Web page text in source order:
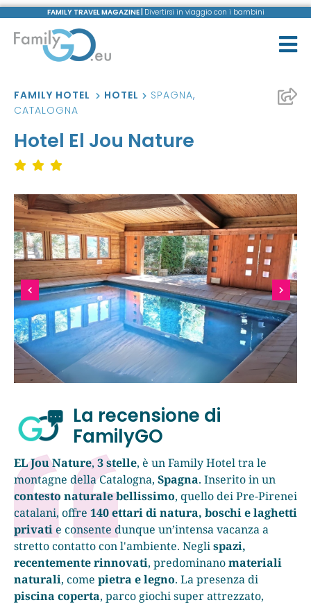
FAMILY TRAVEL MAGAZINE | Divertirsi in viaggio con i bambini
FAMILY HOTEL HOTEL SPAGNA,
CATALOGNA
Hotel El Jou Nature
La recensione di
FamilyGO
EL Jou Nature,3 stelle, è un Family Hotel tra le
montagne della Catalogna, Spagna. Inserito in un
contesto naturale bellissimo, quello dei Pre-Pirenei
catalani, offre 140 ettari di natura, boschi e laghetti
privatie consente dunque un’intensa vacanza a
stretto contatto con l'ambiente. Neglispazi,
recentemente rinnovati, predominanomateriali
naturali, come pietra e legno. La presenza di
piscina coperta, parco giochi super attrezzato,